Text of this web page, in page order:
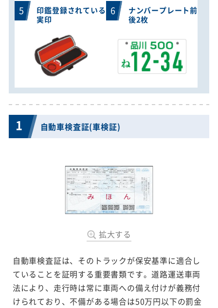
5
印鑑登録されている
実印
6
ナンバープレート前
後2枚
1 自動車検査証(車検証)
拡大する
自動車検査証は、そのトラックが保安基準に適合し
ていることを証明する重要書類です。道路運送車両
法により、走行時は常に車両への備え付けが義務付
けられており、不備がある場合は50万円以下の罰金